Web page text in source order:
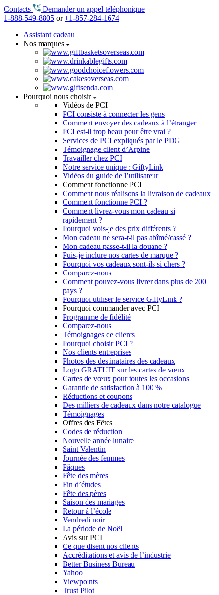
Contacts
Demander un appel téléphonique
1-888-549-8805 or+1-857-284-1674
Assistant cadeau
Nos marques
Pourquoi nous choisir
Vidéos de PCI
PCI consiste à connecter les gens
Comment envoyer des cadeaux à l’étranger
PCI est-il trop beau pour être vrai ?
Services de PCI expliqués par le PDG
Témoignage client d’Arpine
Travailler chez PCI
Notre service unique : GiftyLink
Vidéos du guide de l’utilisateur
Comment fonctionne PCI
Comment nous réalisons la livraison de cadeaux
Comment fonctionne PCI ?
Comment livrez-vous mon cadeau si
rapidement ?
Pourquoi vois-je des prix différents ?
Mon cadeau ne sera-t-il pas abîmé/cassé ?
Mon cadeau passe-t-il la douane ?
Puis-je inclure nos cartes de marque ?
Pourquoi vos cadeaux sont-ils si chers ?
Comparez-nous
Comment pouvez-vous livrer dans plus de 200
pays ?
Pourquoi utiliser le service GiftyLink ?
Pourquoi commander avec PCI
Programme de fidélité
Comparez-nous
Témoignages de clients
Pourquoi choisir PCI ?
Nos clients entreprises
Photos des destinataires des cadeaux
Logo GRATUIT sur les cartes de vœux
Cartes de vœux pour toutes les occasions
Garantie de satisfaction à 100 %
Réductions et coupons
Des milliers de cadeaux dans notre catalogue
Témoignages
Offres des Fêtes
Codes de réduction
Nouvelle année lunaire
Saint Valentin
Journée des femmes
Pâques
Fête des mères
Fin d’études
Fête des pères
Saison des mariages
Retour à l’école
Vendredi noir
La période de Noël
Avis sur PCI
Ce que disent nos clients
Accréditations et avis de l’industrie
Better Business Bureau
Yahoo
Viewpoints
Trust Pilot